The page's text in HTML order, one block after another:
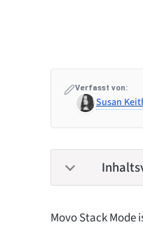
Verfasst von:
Susan
Movo Stack